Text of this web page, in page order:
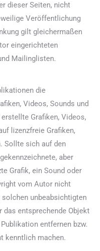
dieser Seiten, nicht
Veröffentlichung
gilt gleichermaßen
eingerichteten
Mailinglisten.
die
Videos, Sounds und
Grafiken, Videos,
lizenzfreie Grafiken,
Sollte sich auf den
aber
Grafik, ein Sound oder
vom Autor nicht
unbeabsichtigten
das entsprechende Objekt
entfernen bzw.
kenntlich machen.